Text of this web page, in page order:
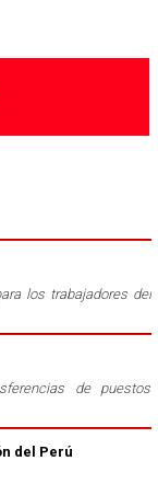
los trabajadores del
de puestos
del Perú